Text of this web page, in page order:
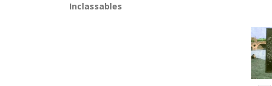
Inclassables